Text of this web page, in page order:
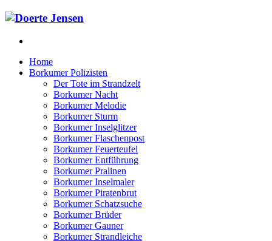
Home
Borkumer Polizisten
Der Tote im Strandzelt
Borkumer Nacht
Borkumer Melodie
Borkumer Sturm
Borkumer Inselglitzer
Borkumer Flaschenpost
Borkumer Feuerteufel
Borkumer Entführung
Borkumer Pralinen
Borkumer Inselmaler
Borkumer Piratenbrut
Borkumer Schatzsuche
Borkumer Brüder
Borkumer Gauner
Borkumer Strandleiche